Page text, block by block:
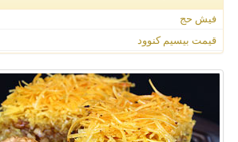
فیش حج
قیمت بیسیم کنوود